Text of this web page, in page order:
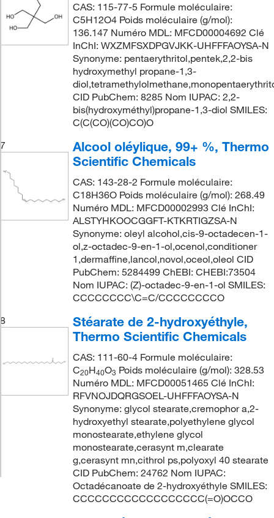
CAS: 115-77-5 Formule moléculaire:
C5H12O4 Poids moléculaire (g/mol):
136.147 Numéro MDL: MFCD00004692 Clé
InChI: WXZMFSXDPGVJKK-UHFFFAOYSA-N
Synonyme: pentaerythritol,pentek,2,2-bis
hydroxymethyl propane-1,3-
CID PubChem: 8285 Nom IUPAC: 2,2-
bis(hydroxyméthyl)propane-1,3-diol SMILES:
C(C(CO)(CO)CO)O
7
Alcool oléylique, 99+ %, Thermo
Scientific Chemicals
CAS: 143-28-2 Formule moléculaire:
C18H36O Poids moléculaire (g/mol): 268.49
Numéro MDL: MFCD00002993 Clé InChI:
ALSTYHKOOCGGFT-KTKRTIGZSA-N
Synonyme: oleyl alcohol,cis-9-octadecen-1-
ol,z-octadec-9-en-1-ol,ocenol,conditioner
1,dermaffine,lancol,novol,oceol,oleol CID
PubChem: 5284499 ChEBI: CHEBI:73504
Nom IUPAC: (Z)-octadec-9-en-1-ol SMILES:
CCCCCCCC\C=C/CCCCCCCCO
8
Stéarate de 2-hydroxyéthyle,
Thermo Scientific Chemicals
CAS: 111-60-4 Formule moléculaire:
C20H40O3 Poids moléculaire (g/mol): 328.53
Numéro MDL: MFCD00051465 Clé InChI:
RFVNOJDQRGSOEL-UHFFFAOYSA-N
Synonyme: glycol stearate,cremophor a,2-
hydroxyethyl stearate,polyethylene glycol
monostearate,ethylene glycol
monostearate,cerasynt m,clearate
g,cerasynt mn,cithrol ps,polyoxyl 40 stearate
CID PubChem: 24762 Nom IUPAC:
Octadécanoate de 2-hydroxyéthyle SMILES:
CCCCCCCCCCCCCCCCCC(=O)OCCO